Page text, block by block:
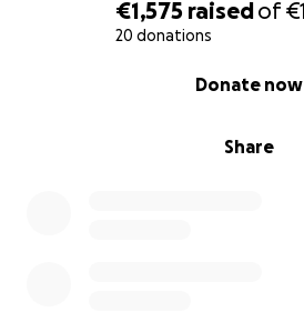
€1,575 raisedof
20 donations
Share
Donate now